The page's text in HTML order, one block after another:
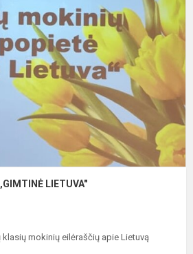
LIETUVA"
mokinių eilėraščių apie Lietuvą